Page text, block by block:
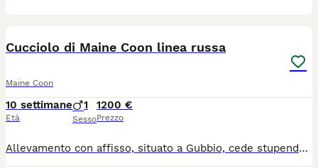
Cucciolo di Maine Coon linea russa
Maine Coon
10 settimane
Età
1
Sesso
1200 €
Prezzo
Allevamento con affisso, situato a Gubbio, cede stupendo cucciolo di Maine Coon black tabby. Nato il 28 Maggio sarà disponibile all' adozione i primi di settembre. Al momento della cessione avrà libretto sanitario con doppia vaccinazione e trattamento antiparassitario, microchip, pedigree Anfi, principali test genetici ed ecocardio dei genitori negativi , regolare contratto di cessione e kit alimentare di benvenuto. Abituato all'uso della lettiera, del tiragraffi e al contatto con i bambini. Per info, foto e video contattateci ! Gradita piccola presentazione !